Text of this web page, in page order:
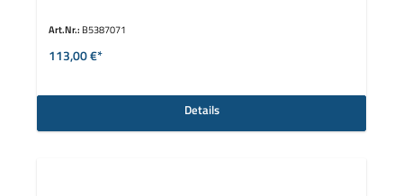
Art.Nr.: B5387071
113,00 €*
Details